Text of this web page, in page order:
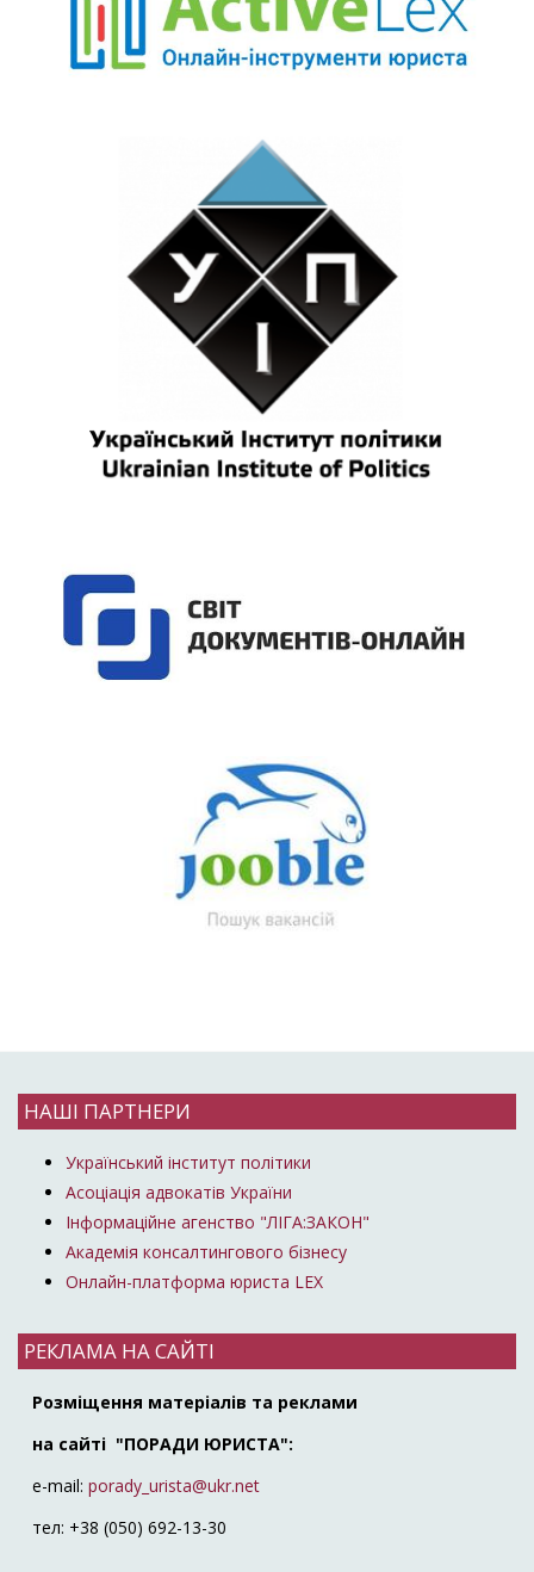
НАШІ ПАРТНЕРИ
Український інститут політики
Асоціація адвокатів України
Інформаційне агенство "ЛІГА:ЗАКОН"
Академія консалтингового бізнесу
Онлайн-платформа юриста LEX
РЕКЛАМА НА САЙТІ
Розміщення матеріалів та реклами
на сайті "ПОРАДИ ЮРИСТА":
e-mail: porady_urista@ukr.net
тел: +38 (050) 692-13-30